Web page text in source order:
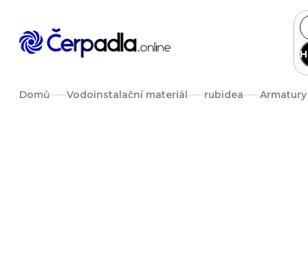
obsah
Domů Vodoinstalační materiál rubidea